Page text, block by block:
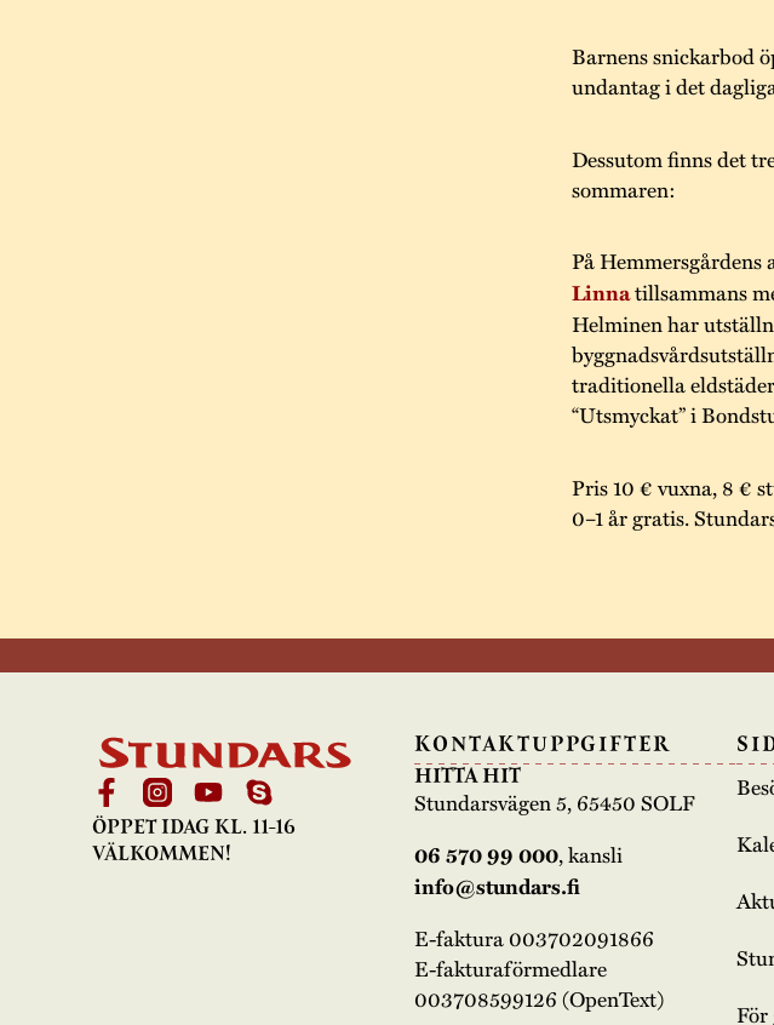
Barnens snickarbod
undantag i det
Dessutom finns det
sommaren:
På Hemmersgårdens
Linnatillsammans
Helminen har
traditionella
“Utsmyckat” i
Pris 10 € vuxna, 8 €
0–1 år gratis.
ÖPPET IDAG KL. 11-16
VÄLKOMMEN!
KONTAKTUPPGIFTER
HITTA HIT
Stundarsvägen 5, 65450 SOLF
06 570 99 000, kansli
info@stundars.fi
E-faktura 003702091866
E-fakturaförmedlare
003708599126 (OpenText)